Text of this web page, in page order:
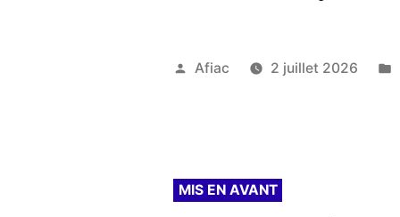
Publié
Afiac 2 juillet 2026
MIS EN AVANT